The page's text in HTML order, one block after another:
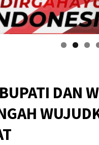
DPRD kabupaten bengkulu
DAN